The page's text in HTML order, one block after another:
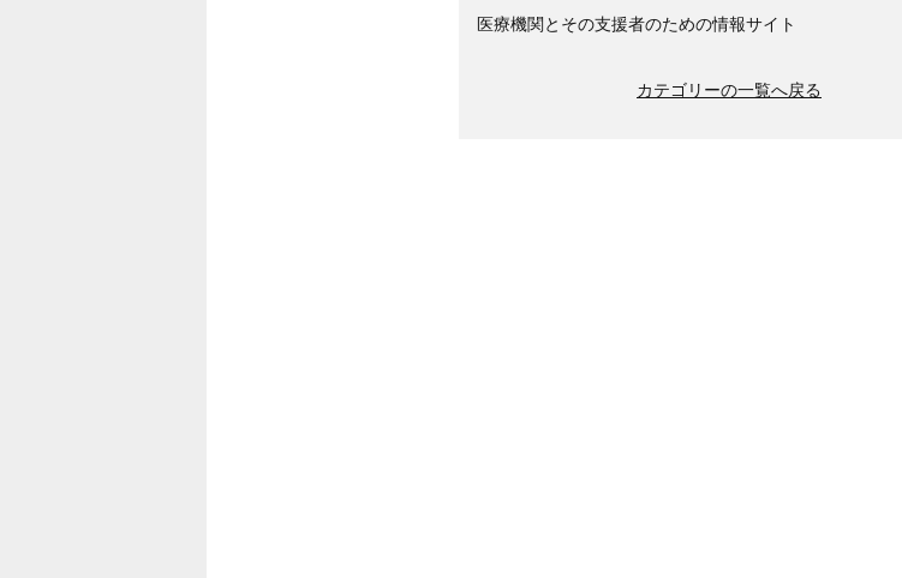
医療機関とその支援者のための情報サイト
カテゴリーの一覧へ戻る